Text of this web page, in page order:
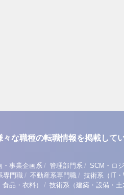
な職種の転職情報を掲載してい
・事業企画系 / 管理部門系 / SCM・ロ
専門職 / 不動産系専門職 / 技術系（IT・
食品・衣料）
/ 技術系（建築・設備・土